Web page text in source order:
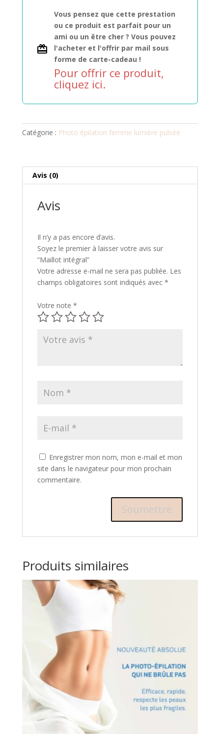
Vous pensez que cette prestation
ou ce produit est parfait pour un
ami ou un être cher ? Vous pouvez
l'acheter et l'offrir par mail sous
forme de carte-cadeau !
Pour offrir ce produit,
cliquez ici.
Catégorie : Photo épilation femme lumière pulsée
Avis (0)
Avis
Il n’y a pas encore d’avis.
Soyez le premier à laisser votre avis sur
“Maillot intégral”
Votre adresse e-mail ne sera pas publiée. Les
champs obligatoires sont indiqués avec *
Votre note *
Enregistrer mon nom, mon e-mail et mon
site dans le navigateur pour mon prochain
commentaire.
Produits similaires